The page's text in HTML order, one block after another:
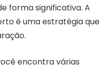
forma significativa. A
é uma estratégia que
encontra várias